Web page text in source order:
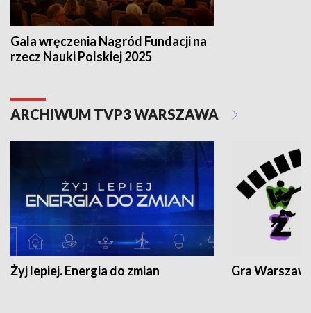
Gala wręczenia Nagród Fundacji na
rzecz Nauki Polskiej 2025
ARCHIWUM TVP3 WARSZAWA
Żyj lepiej. Energia do zmian Gra